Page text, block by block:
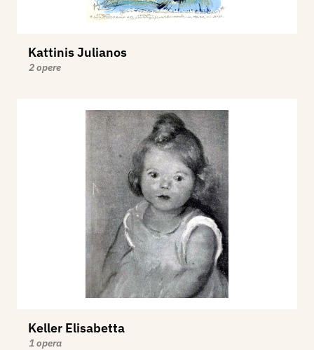
Kattinis Julianos
2 opere
Keller Elisabetta
1 opera